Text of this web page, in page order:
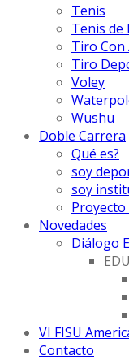
Tenis
Tenis de
Tiro Con
Tiro
Voley
Wushu
Doble Carrera
Qué es?
soy
soy
Proyecto
Novedades
Diálogo
VI FISU
Contacto